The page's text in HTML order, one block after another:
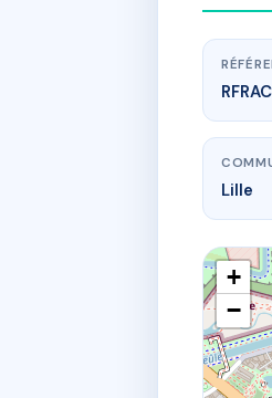
Lille
+
−